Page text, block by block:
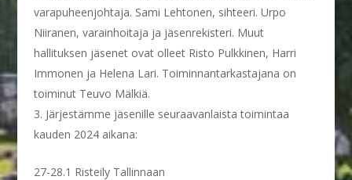
varapuheenjohtaja. Sami Lehtonen, sihteeri. Urpo
Niiranen, varainhoitaja ja jäsenrekisteri. Muut
hallituksen jäsenet ovat olleet Risto Pulkkinen, Harri
Immonen ja Helena Lari. Toiminnantarkastajana on
toiminut Teuvo Mälkiä.
Järjestämme jäsenille seuraavanlaista toimintaa
kauden 2024 aikana:
27-28.1 Risteily Tallinnaan